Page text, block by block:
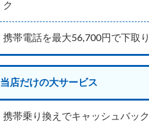
ク
携帯電話を最大56,700円で下取り
当店だけの大サービス
携帯乗り換えでキャッシュバック